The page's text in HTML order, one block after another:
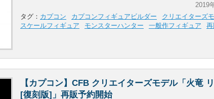
2019
タグ： カプコン カプコンフィギュアビルダー クリエイターズ
スケールフィギュア
モンスターハンター 一般作フィギュア 再
【カプコン】CFB クリエイターズモデル「火竜
[復刻版]」再販予約開始